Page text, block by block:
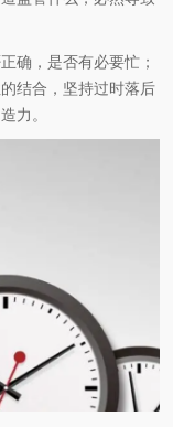
确，是否有必要忙；
结合，坚持过时落后
力。